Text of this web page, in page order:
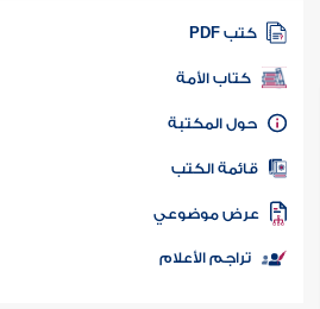
كتب PDF
كتاب الأمة
المكتبة
الكتب
موضوعي